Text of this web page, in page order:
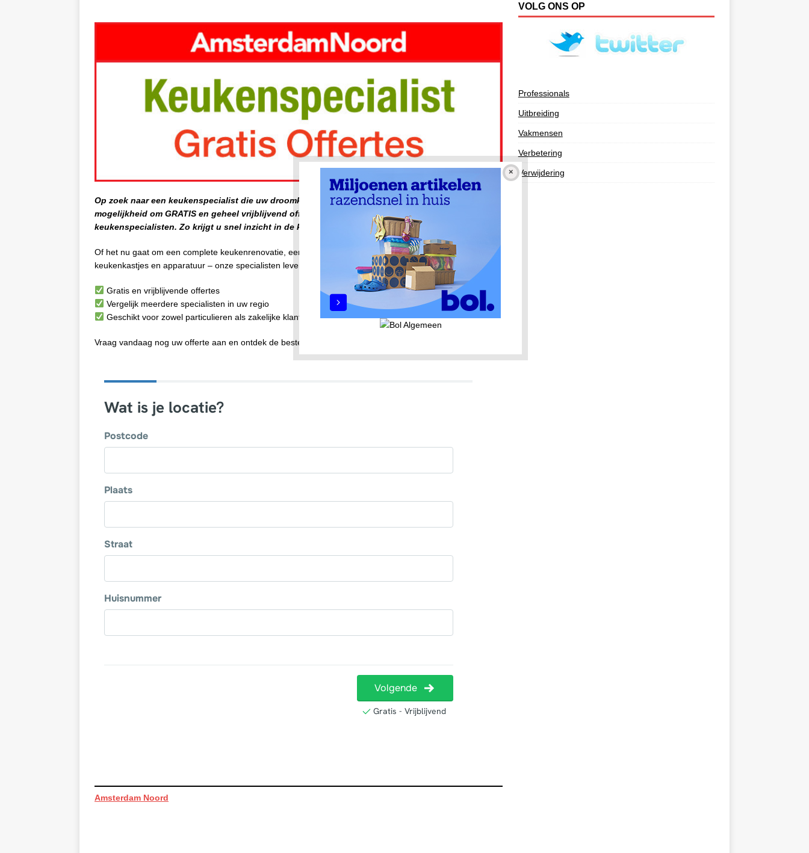
Op zoek naar een keukenspecialist die uw droomkeuken realiseert? Amsterdam-Noord biedt u de
mogelijkheid om GRATIS en geheel vrijblijvend offertes aan te vragen bij meerdere ervaren
keukenspecialisten. Zo krijgt u snel inzicht in de kosten en mogelijkheden in uw regio.
Of het nu gaat om een complete keukenrenovatie, een luxe maatwerkkeuken of het vervangen van
keukenkastjes en apparatuur – onze specialisten leveren vakmanschap en een perfect resultaat.
Gratis en vrijblijvende offertes
Vergelijk meerdere specialisten in uw regio
Geschikt voor zowel particulieren als zakelijke klanten
Vraag vandaag nog uw offerte aan en ontdek de beste opties voor uw nieuwe keuken!
Amsterdam Noord
VOLG ONS OP
Professionals
Uitbreiding
Vakmensen
Verbetering
Verwijdering